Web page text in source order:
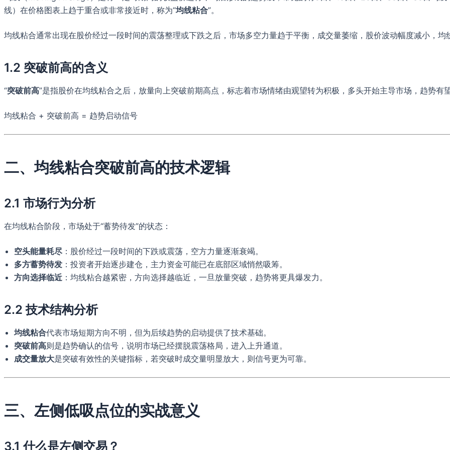
线）在价格图表上趋于重合或非常接近时，称为“均线粘合”。
均线粘合通常出现在股价经过一段时间的震荡整理或下跌之后，市场多空力量趋于平衡，成交量萎缩，股价波动幅度减小，均
1.2 突破前高的含义
“突破前高”是指股价在均线粘合之后，放量向上突破前期高点，标志着市场情绪由观望转为积极，多头开始主导市场，趋势有
均线粘合 + 突破前高 = 趋势启动信号
二、均线粘合突破前高的技术逻辑
2.1 市场行为分析
在均线粘合阶段，市场处于“蓄势待发”的状态：
空头能量耗尽 ：股价经过一段时间的下跌或震荡，空方力量逐渐衰竭。
多方蓄势待发 ：投资者开始逐步建仓，主力资金可能已在底部区域悄然吸筹。
方向选择临近 ：均线粘合越紧密，方向选择越临近，一旦放量突破，趋势将更具爆发力。
2.2 技术结构分析
均线粘合代表市场短期方向不明，但为后续趋势的启动提供了技术基础。
突破前高则是趋势确认的信号，说明市场已经摆脱震荡格局，进入上升通道。
成交量放大是突破有效性的关键指标，若突破时成交量明显放大，则信号更为可靠。
三、左侧低吸点位的实战意义
3.1 什么是左侧交易？